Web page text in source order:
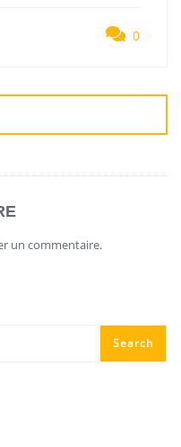
0
un commentaire.